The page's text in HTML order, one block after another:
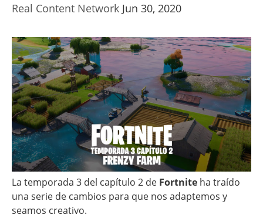
Real Content Network Jun 30, 2020
La temporada 3 del capítulo 2 de Fortnite ha traído
una serie de cambios para que nos adaptemos y
seamos creativo.